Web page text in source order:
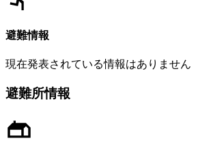
避難情報
現在発表されている情報はありません
避難所情報